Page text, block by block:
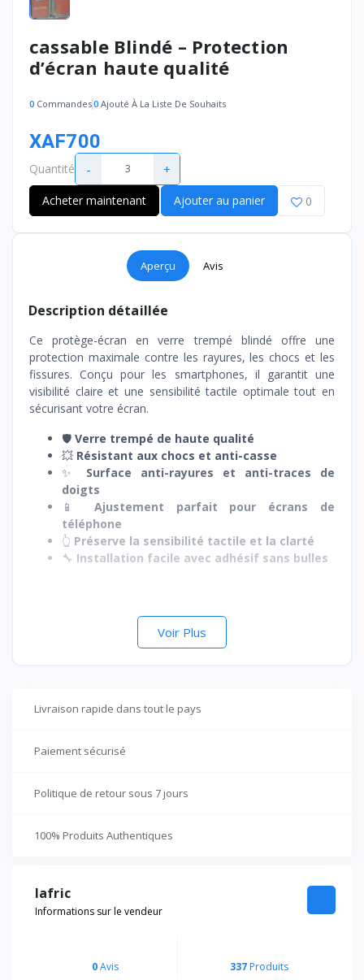
cassable Blindé – Protection
d’écran haute qualité
0 Commandes0 Ajouté À La Liste De Souhaits
XAF700
Quantité - +
Acheter maintenant Ajouter au panier 0
Aperçu Avis
Description détaillée
Ce protège-écran en verre trempé blindé offre une
protection maximale contre les rayures, les chocs et les
fissures. Conçu pour les smartphones, il garantit une
visibilité claire et une sensibilité tactile optimale tout en
sécurisant votre écran.
🛡️ Verre trempé de haute qualité
💥 Résistant aux chocs et anti-casse
✨ Surface anti-rayures et anti-traces de
doigts
📱 Ajustement parfait pour écrans de
téléphone
👆 Préserve la sensibilité tactile et la clarté
🔧 Installation facile avec adhésif sans bulles
Voir Plus
Livraison rapide dans tout le pays
Paiement sécurisé
Politique de retour sous 7 jours
100% Produits Authentiques
lafric
Informations sur le vendeur
0Avis 337Produits